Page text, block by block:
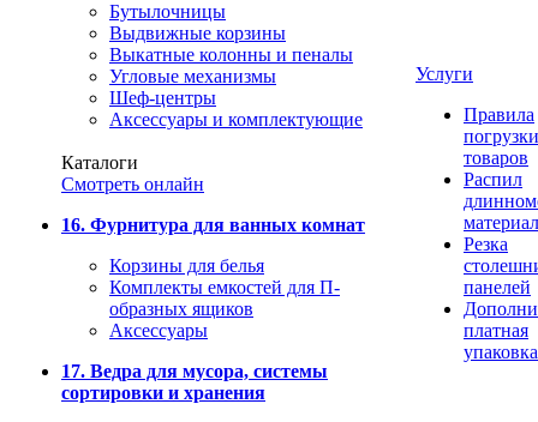
Бутылочницы
Выдвижные корзины
Выкатные колонны и пеналы
Угловые механизмы
Шеф-центры
Аксессуары и комплектующие
Каталоги
Смотреть онлайн
16. Фурнитура для ванных комнат
Корзины для белья
Комплекты емкостей для П-
образных ящиков
Аксессуары
17. Ведра для мусора, системы
сортировки и хранения
Услуги
Правила
погрузки
товаров
Распил
Резка
панелей
платная
упаковка